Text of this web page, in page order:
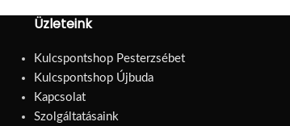
Üzleteink
Kulcspontshop Pesterzsébet
Kulcspontshop Újbuda
Kapcsolat
Szolgáltatásaink